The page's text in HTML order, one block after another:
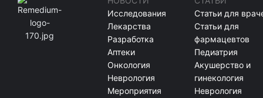
Исследования
Лекарства
Разработка
Аптеки
Онкология
Неврология
Мероприятия
Статьи для
Статьи для
фармацевтов
Педиатрия
Акушерство и
гинекология
Неврология